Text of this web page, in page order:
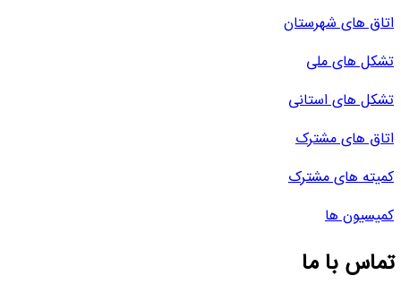
اتاق های شهرستان
تشکل های ملی
تشکل های استانی
اتاق های مشترک
کمیته های مشترک
کمیسیون ها
تماس با ما